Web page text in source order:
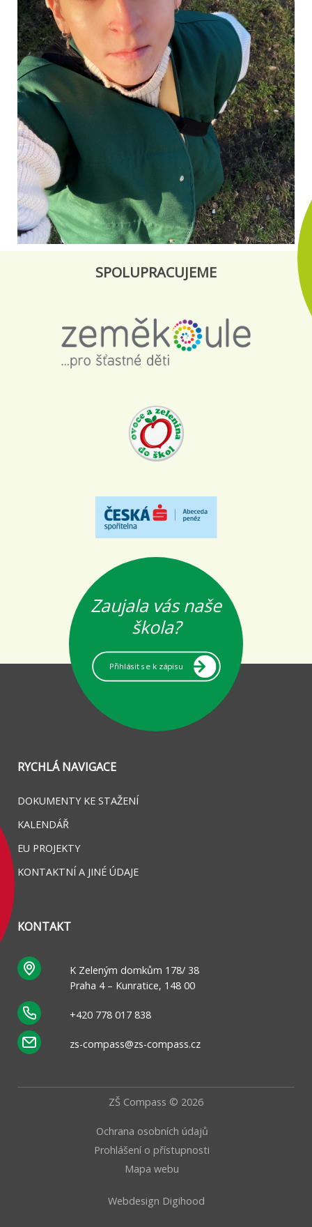
SPOLUPRACUJEME
RYCHLÁ NAVIGACE
DOKUMENTY KE STAŽENÍ
KALENDÁŘ
EU PROJEKTY
KONTAKTNÍ A JINÉ ÚDAJE
KONTAKT
K Zeleným domkům 178/ 38
Praha 4 – Kunratice, 148 00
+420 778 017 838
zs-compass@zs-compass.cz
Zaujala vás naše
škola?
Přihlásit se k zápisu
ZŠ Compass © 2026
Ochrana osobních údajů
Prohlášení o přístupnosti
Mapa webu
Webdesign Digihood